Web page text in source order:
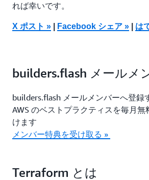
れば幸いです。
X ポスト » Facebook シェア » は
builders.flash メールメ
builders.flash メールメンバーへ登録
AWS のベストプラクティスを毎月
けます
メンバー特典を受け取る »
Terraform とは